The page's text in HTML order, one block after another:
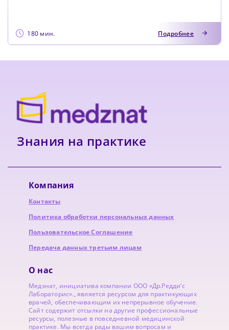
180 мин. Подробнее
Знания на практике
Компания
Контакты
Политика обработки персональных данных
Пользовательское Соглашение
Передача данных третьим лицам
О нас
Медзнат, инициатива компании ООО «Др.Редди’с
Лабораторис»., является ресурсом для практикующих
врачей, обеспечивающим их непрерывное обучение.
Сайт содержит отсылки на другие профессиональные
ресурсы, полезные в повседневной медицинской
практике. Мы всегда рады вашим вопросам и